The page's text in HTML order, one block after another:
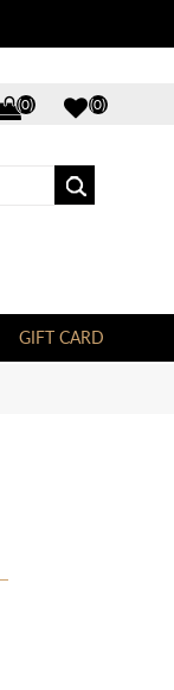
(0) (0)
GIFT CARD